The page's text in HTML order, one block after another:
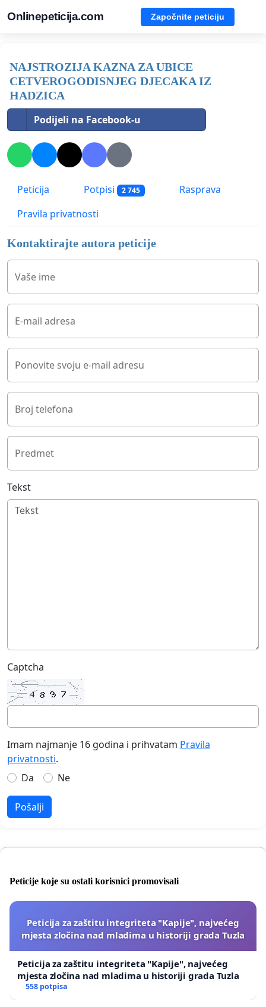
Onlinepeticija.com Započnite peticiju
NAJSTROZIJA KAZNA ZA UBICE
CETVEROGODISNJEG DJECAKA IZ
HADZICA
Podijeli na Facebook-u
Peticija Potpisi 2 745
Rasprava
Pravila privatnosti
Kontaktirajte autora peticije
Vaše ime
E-mail adresa
Ponovite svoju e-mail adresu
Broj telefona
Predmet
Tekst
Captcha
Imam najmanje 16 godina i prihvatam Pravila
privatnosti.
Da
Ne
Pošalji
Peticije koje su ostali korisnici promovisali
Peticija za zaštitu integriteta "Kapije", najvećeg
mjesta zločina nad mladima u historiji grada Tuzla
Peticija za zaštitu integriteta "Kapije", najvećeg
mjesta zločina nad mladima u historiji grada Tuzla
558 potpisa